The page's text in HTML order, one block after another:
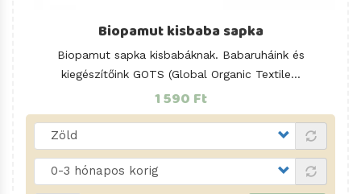
Biopamut kisbaba sapka
Biopamut sapka kisbabáknak. Babaruháink és
kiegészítőink GOTS (Global Organic Textile...
1 590 Ft